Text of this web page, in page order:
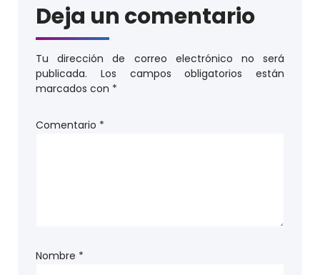
Deja un comentario
Tu dirección de correo electrónico no será
publicada.
Los campos obligatorios están
marcados con *
Comentario *
Nombre *